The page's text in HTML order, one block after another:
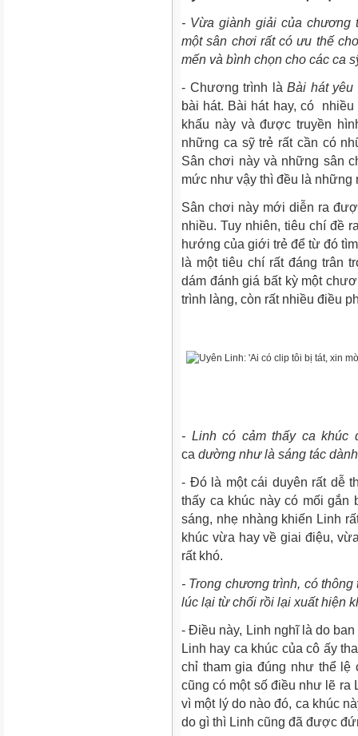
- Vừa giành giải của chương
một sân chơi rất có ưu thế
mến và bình chọn cho các ca
- Chương trình làBài hát yêu
bài hát. Bài hát hay, có
khấu này và được truyền
những ca sỹ trẻ rất cần có
Sân chơi này và những sân
mức như vậy thì đều là
Sân chơi này mới diễn ra
nhiều. Tuy nhiên, tiêu chí đề
hướng của giới trẻ để từ đó
là một tiêu chí rất đáng trân
dám đánh giá bất kỳ một
trình làng, còn rất nhiều điều
- Linh có cảm thấy ca
ca dường như là sáng tác
- Đó là một cái duyên rất dễ
thấy ca khúc này có mối gắn
sáng, nhẹ nhàng khiến Linh
khúc vừa hay về giai điệu,
rất khó.
- Trong chương trình, có
lúc lại từ chối rồi lại xuất hiện
- Điều này, Linh nghĩ là do
Linh hay ca khúc của cô ấy
chỉ tham gia đúng như thể
cũng có một số điều như lẽ ra
vì một lý do nào đó, ca khúc
do gì thì Linh cũng đã được